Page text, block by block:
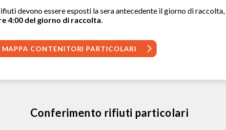
devono essere esposti la sera antecedente il giorno di raccolta,
4:00 del giorno di raccolta.
MAPPA CONTENITORI PARTICOLARI
Conferimento rifiuti particolari